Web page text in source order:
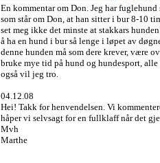
En kommentar om Don. Jeg har
som står om Don, at han sitter i bur 8-10
set meg ikke det minste at stakkars
å ha en hund i bur så lenge i løpet av
denne hunden må som dere krever, være
bruke mye tid på hund og hundesport,
også vil jeg tro.
04.12.08
Hei! Takk for henvendelsen. Vi
håper vi selvsagt for en fullklaff når det
Mvh
Marthe